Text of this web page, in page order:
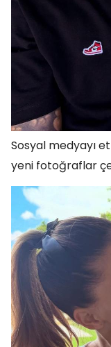
Sosyal medyayı
yeni fotoğraflar